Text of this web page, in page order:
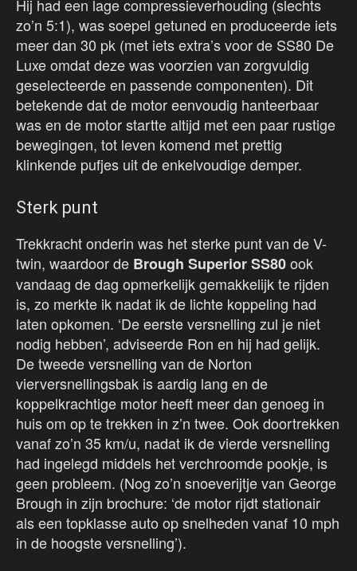
Hij had een lage compressieverhouding (slechts
zo’n 5:1), was soepel getuned en produceerde iets
meer dan 30 pk (met iets extra’s voor de SS80 De
Luxe omdat deze was voorzien van zorgvuldig
geselecteerde en passende componenten). Dit
betekende dat de motor eenvoudig hanteerbaar
was en de motor startte altijd met een paar rustige
bewegingen, tot leven komend met prettig
klinkende pufjes uit de enkelvoudige demper.
Sterk punt
Trekkracht onderin was het sterke punt van de V-
twin, waardoor de Brough Superior SS80ook
vandaag de dag opmerkelijk gemakkelijk te rijden
is, zo merkte ik nadat ik de lichte koppeling had
laten opkomen. ‘De eerste versnelling zul je niet
nodig hebben’, adviseerde Ron en hij had gelijk.
De tweede versnelling van de Norton
vierversnellingsbak is aardig lang en de
koppelkrachtige motor heeft meer dan genoeg in
huis om op te trekken in z’n twee. Ook doortrekken
vanaf zo’n 35 km/u, nadat ik de vierde versnelling
had ingelegd middels het verchroomde pookje, is
geen probleem. (Nog zo’n snoeverijtje van George
Brough in zijn brochure: ‘de motor rijdt stationair
als een topklasse auto op snelheden vanaf 10 mph
in de hoogste versnelling’).